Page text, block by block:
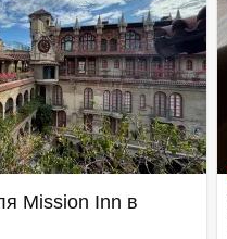
Mission Inn в